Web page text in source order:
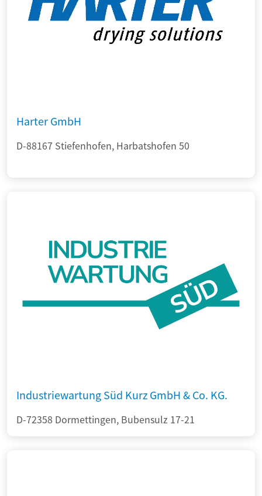
Harter GmbH
D-88167 Stiefenhofen, Harbatshofen 50
Industriewartung Süd Kurz GmbH & Co. KG.
D-72358 Dormettingen, Bubensulz 17-21